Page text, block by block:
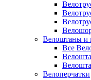
Велоштаны и
Все
Велоперчатки